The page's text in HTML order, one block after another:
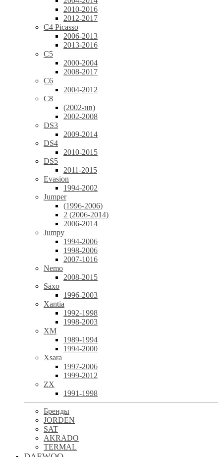
2010-2016
2012-2017
C4 Picasso
2006-2013
2013-2016
C5
2000-2004
2008-2017
C6
2004-2012
C8
(2002-нв)
2002-2008
DS3
2009-2014
DS4
2010-2015
DS5
2011-2015
Evasion
1994-2002
Jumper
(1996-2006)
2 (2006-2014)
2006-2014
Jumpy
1994-2006
1998-2006
2007-1016
Nemo
2008-2015
Saxo
1996-2003
Xantia
1992-1998
1998-2003
XM
1989-1994
1994-2000
Xsara
1997-2006
1999-2012
ZX
1991-1998
Бренды
JORDEN
SAT
AKRADO
TERMAL